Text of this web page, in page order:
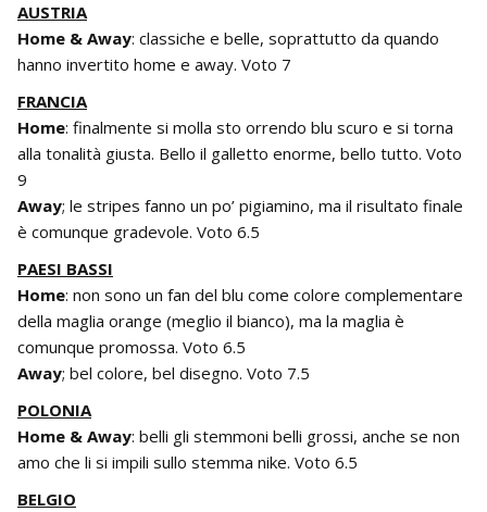
AUSTRIA
Home & Away: classiche e belle, soprattutto da quando
hanno invertito home e away. Voto 7
FRANCIA
Home: finalmente si molla sto orrendo blu scuro e si torna
alla tonalità giusta. Bello il galletto enorme, bello tutto. Voto
9
Away; le stripes fanno un po’ pigiamino, ma il risultato finale
è comunque gradevole. Voto 6.5
PAESI BASSI
Home: non sono un fan del blu come colore complementare
della maglia orange (meglio il bianco), ma la maglia è
comunque promossa. Voto 6.5
Away; bel colore, bel disegno. Voto 7.5
POLONIA
Home & Away: belli gli stemmoni belli grossi, anche se non
amo che li si impili sullo stemma nike. Voto 6.5
BELGIO